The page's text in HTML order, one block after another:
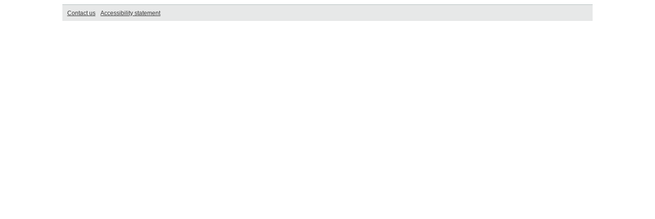
Contact us Accessibility statement